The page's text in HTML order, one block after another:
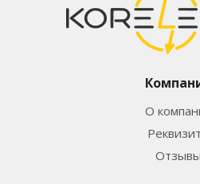
О
Отзывы